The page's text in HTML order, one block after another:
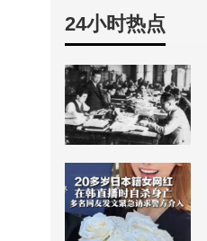
24小时热点